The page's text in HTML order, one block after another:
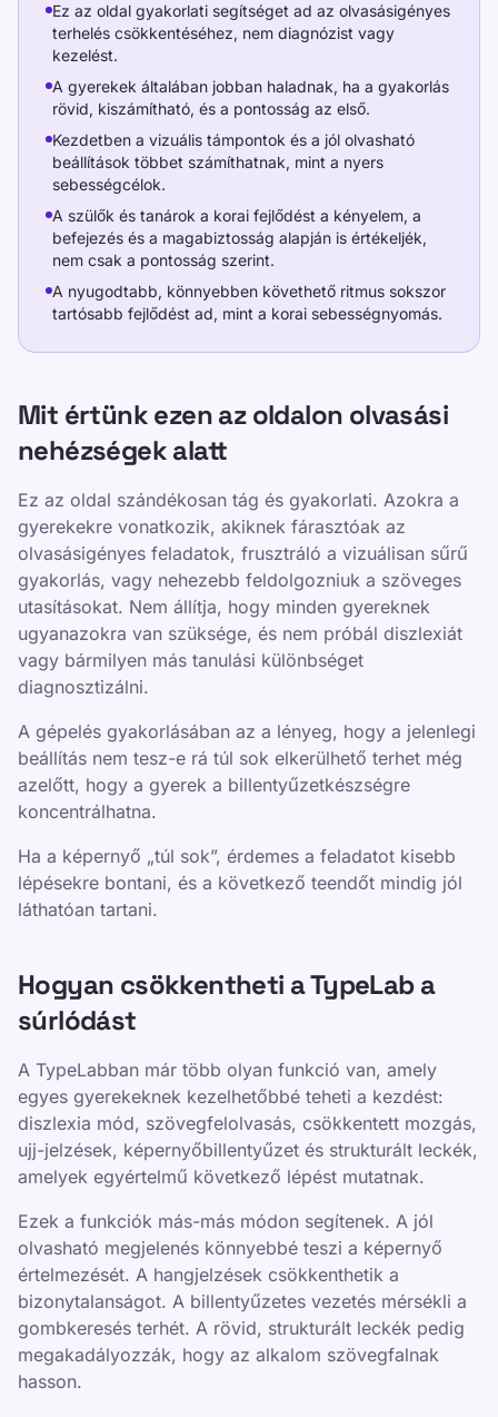
Ez az oldal gyakorlati segítséget ad az olvasásigényes
terhelés csökkentéséhez, nem diagnózist vagy
kezelést.
A gyerekek általában jobban haladnak, ha a gyakorlás
rövid, kiszámítható, és a pontosság az első.
Kezdetben a vizuális támpontok és a jól olvasható
beállítások többet számíthatnak, mint a nyers
sebességcélok.
A szülők és tanárok a korai fejlődést a kényelem, a
befejezés és a magabiztosság alapján is értékeljék,
nem csak a pontosság szerint.
A nyugodtabb, könnyebben követhető ritmus sokszor
tartósabb fejlődést ad, mint a korai sebességnyomás.
Mit értünk ezen az oldalon olvasási
nehézségek alatt
Ez az oldal szándékosan tág és gyakorlati. Azokra a
gyerekekre vonatkozik, akiknek fárasztóak az
olvasásigényes feladatok, frusztráló a vizuálisan sűrű
gyakorlás, vagy nehezebb feldolgozniuk a szöveges
utasításokat. Nem állítja, hogy minden gyereknek
ugyanazokra van szüksége, és nem próbál diszlexiát
vagy bármilyen más tanulási különbséget
diagnosztizálni.
A gépelés gyakorlásában az a lényeg, hogy a jelenlegi
beállítás nem tesz-e rá túl sok elkerülhető terhet még
azelőtt, hogy a gyerek a billentyűzetkészségre
koncentrálhatna.
Ha a képernyő „túl sok”, érdemes a feladatot kisebb
lépésekre bontani, és a következő teendőt mindig jól
láthatóan tartani.
Hogyan csökkentheti a TypeLab a
súrlódást
A TypeLabban már több olyan funkció van, amely
egyes gyerekeknek kezelhetőbbé teheti a kezdést:
diszlexia mód, szövegfelolvasás, csökkentett mozgás,
ujj-jelzések, képernyőbillentyűzet és strukturált leckék,
amelyek egyértelmű következő lépést mutatnak.
Ezek a funkciók más-más módon segítenek. A jól
olvasható megjelenés könnyebbé teszi a képernyő
értelmezését. A hangjelzések csökkenthetik a
bizonytalanságot. A billentyűzetes vezetés mérsékli a
gombkeresés terhét. A rövid, strukturált leckék pedig
megakadályozzák, hogy az alkalom szövegfalnak
hasson.